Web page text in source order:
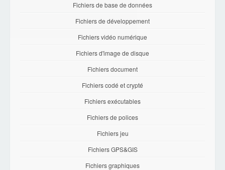
Fichiers de base de données
Fichiers de développement
Fichiers vidéo numérique
Fichiers d'image de disque
Fichiers document
Fichiers codé et crypté
Fichiers exécutables
Fichiers de polices
Fichiers jeu
Fichiers GPS&GIS
Fichiers graphiques